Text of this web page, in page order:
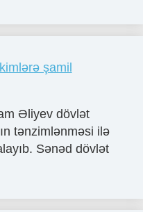
şamil
Əliyev dövlət
tənzimlənməsi ilə
Sənəd dövlət